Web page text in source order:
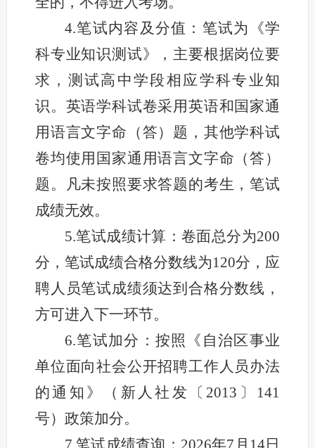
4.笔试内容及分值：笔试为《学
科专业知识测试》，主要根据岗位要
求，测试高中学段相应学科专业知
识。英语学科试卷采用英语和国家通
用语言文字命（答）题，其他学科试
卷均使用国家通用语言文字命（答）
题。凡未按照要求答题的考生，笔试
成绩无效。
5.笔试成绩计算：卷面总分为200
分，笔试成绩合格分数线为120分，应
聘人员笔试成绩须达到合格分数线，
方可进入下一环节。
6.笔试加分：按照《自治区事业
单位面向社会公开招聘工作人员办法
的通知》（新人社发〔2013〕141
号）政策加分。